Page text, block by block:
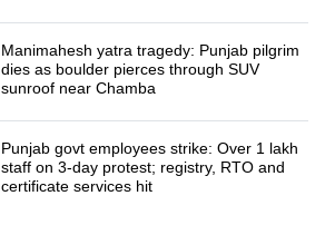
Manimahesh yatra tragedy: Punjab pilgrim
dies as boulder pierces through SUV
sunroof near Chamba
Punjab govt employees strike: Over 1 lakh
staff on 3-day protest; registry, RTO and
certificate services hit